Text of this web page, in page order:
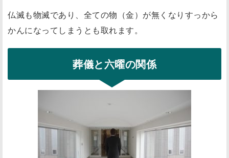
仏滅も物滅であり、全ての物（金）が無くなりすっから
かんになってしまうとも取れます。
葬儀と六曜の関係